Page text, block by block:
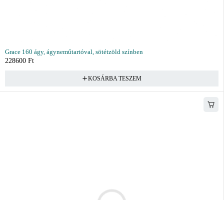
Grace 160 ágy, ágyneműtartóval, sötétzöld színben
228600 Ft
KOSÁRBA TESZEM